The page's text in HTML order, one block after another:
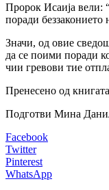
Пророк Исаија вели:
поради
Значи, од овие
да се поими поради
чии гревови тие
Пренесено од
Подготви Мина
Facebook
Twitter
Pinterest
WhatsApp